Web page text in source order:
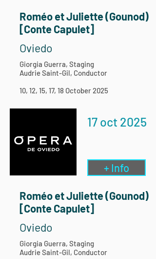
Roméo et Juliette (Gounod)
[Conte Capulet]
Oviedo
Giorgia Guerra, Staging
Audrie Saint-Gil, Conductor
10, 12, 15, 17, 18 October 2025
17 oct 2025
+ Info
Roméo et Juliette (Gounod)
[Conte Capulet]
Oviedo
Giorgia Guerra, Staging
Audrie Saint-Gil, Conductor